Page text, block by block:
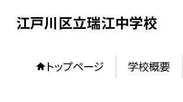
江戸川区立瑞江中学校
トップページ 学校概要